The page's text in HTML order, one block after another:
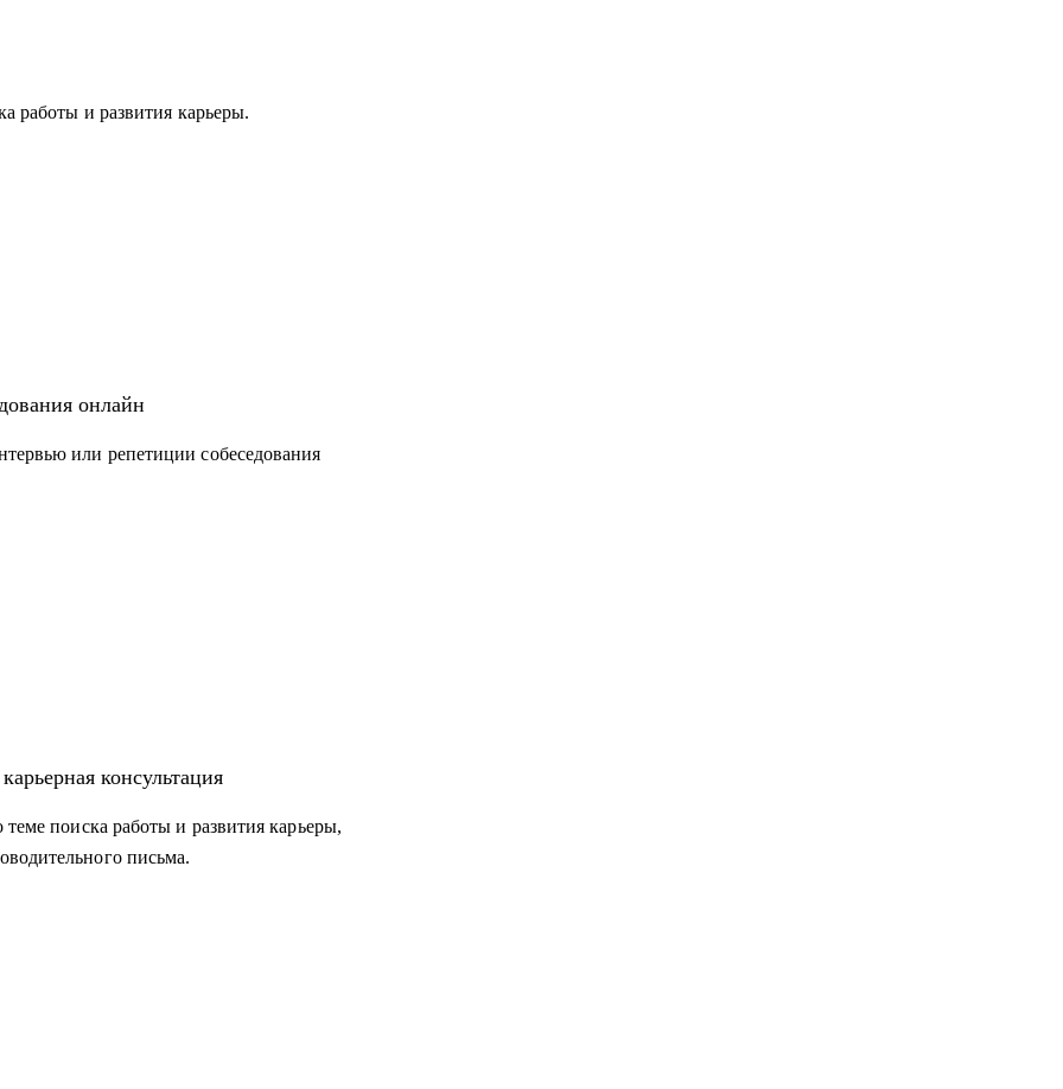
самопрезентации
если вы находитесь в
декрета или длительного отпуска)
работы
сэкономлю ваше время
уровня по направлениям:
и предметных областей
работы и развития карьеры.
онлайн
или репетиции собеседования
консультация
поиска работы и развития карьеры,
письма.